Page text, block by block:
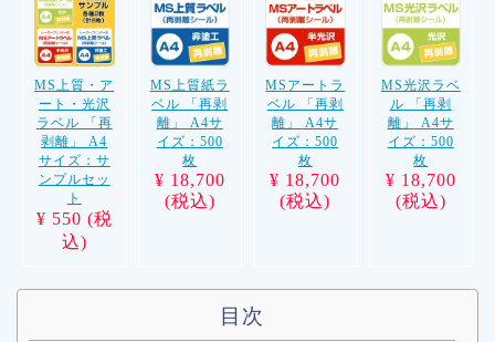
MS上質・ア
ート・光沢
ラベル 「再
剥離」 A4
サイズ：サ
ンプルセッ
ト
¥ 550 (税
込)
MS上質紙ラ
ベル 「再剥
離」 A4サ
イズ：500
枚
¥ 18,700
(税込)
MSアートラ
ベル 「再剥
離」 A4サ
イズ：500
枚
¥ 18,700
(税込)
MS光沢ラベ
ル 「再剥
離」 A4サ
イズ：500
枚
¥ 18,700
(税込)
目次